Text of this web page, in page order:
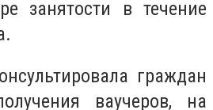
занятости в течение
граждан
ваучеров, на